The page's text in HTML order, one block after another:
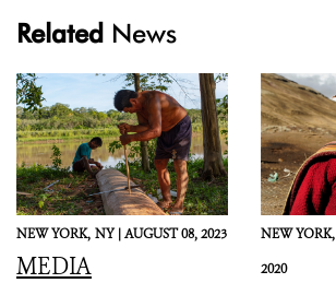
Related News
NEW YORK, NY |AUGUST 08, 2023
MEDIA
NEW YORK,
2020